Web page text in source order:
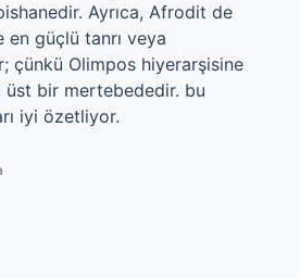
Ayrıca, Afrodit de
en güçlü tanrı veya
çünkü Olimpos hiyerarşisine
üst bir mertebededir. bu
iyi özetliyor.